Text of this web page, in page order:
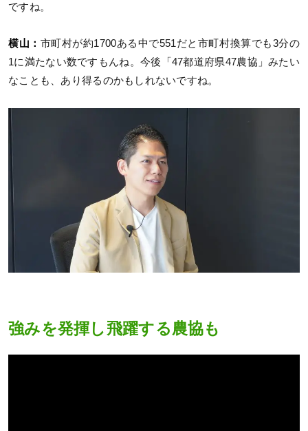
ですね。
横山： 市町村が約1700ある中で551だと市町村換算でも3分の
1に満たない数ですもんね。今後「47都道府県47農協」みたい
なことも、あり得るのかもしれないですね。
強みを発揮し飛躍する農協も